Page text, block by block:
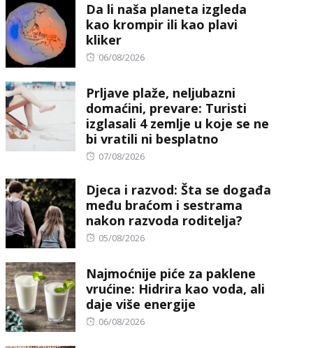
Da li naša planeta izgleda
kao krompir ili kao plavi
kliker
Posted
06/08/2026
Prljave plaže, neljubazni
domaćini, prevare: Turisti
izglasali 4 zemlje u koje se ne
bi vratili ni besplatno
Posted
07/08/2026
Djeca i razvod: Šta se događa
među braćom i sestrama
nakon razvoda roditelja?
Posted
05/08/2026
Najmoćnije piće za paklene
vrućine: Hidrira kao voda, ali
daje više energije
Posted
06/08/2026